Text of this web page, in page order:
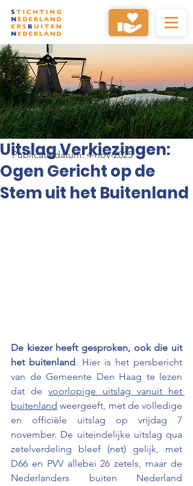
Uitslag Verkiezingen:
Ogen Gericht op de
Stem uit het Buitenland
De kiezer heeft gesproken, ook die uit
het buitenland. Hier is het persbericht
van de Gemeente Den Haag te lezen
dat de voorlopige uitslag vanuit het
buitenland weergeeft, met de volledige
en officiële uitslag op vrijdag 7
november. De uiteindelijke uitslag qua
zetelverdeling bleef (net) gelijk, met
D66 en PVV allebei 26 zetels, maar de
Nederlanders buiten Nederland
Publicatiedatum: 4-nov-2025